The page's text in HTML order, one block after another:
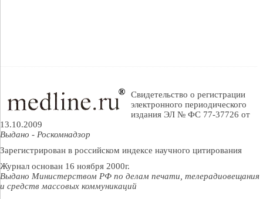
Свидетельство о регистрации
электронного периодического
издания ЭЛ № ФС 77-37726 от
13.10.2009
Выдано - Роскомнадзор
Зарегистрирован в российском индексе научного цитирования
Журнал основан 16 ноября 2000г.
Выдано Министерством РФ по делам печати, телерадиовещания
и средств массовых коммуникаций